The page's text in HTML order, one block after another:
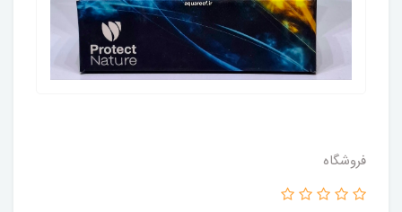
فروشگاه